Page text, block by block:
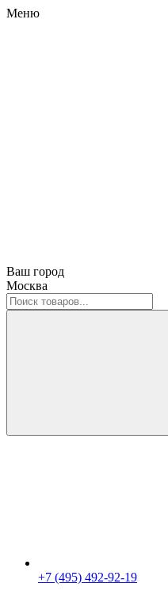
Меню
Ваш город
Москва
+7 (495) 492-92-19